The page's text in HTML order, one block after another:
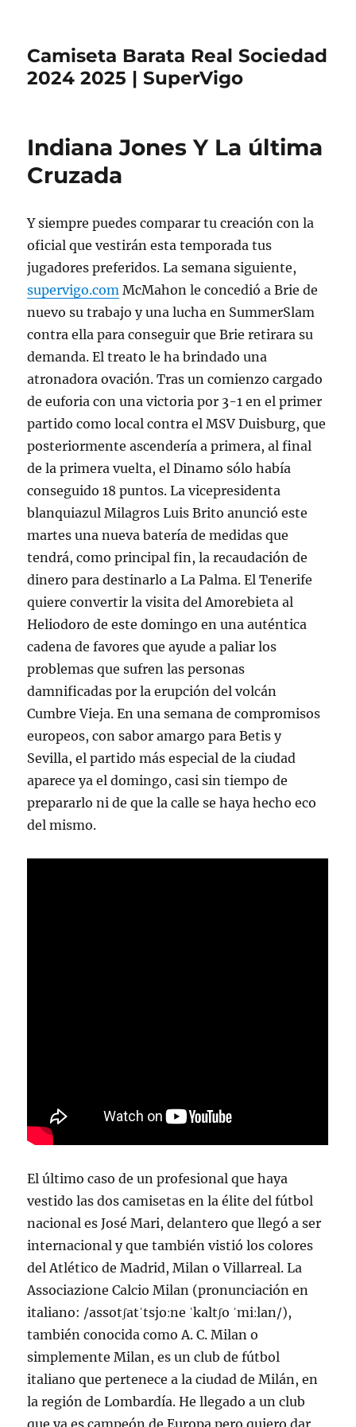
Camiseta Barata Real Sociedad
2024 2025 | SuperVigo
Indiana Jones Y La última
Cruzada
Y siempre puedes comparar tu creación con la
oficial que vestirán esta temporada tus
jugadores preferidos. La semana siguiente,
supervigo.com McMahon le concedió a Brie de
nuevo su trabajo y una lucha en SummerSlam
contra ella para conseguir que Brie retirara su
demanda. El treato le ha brindado una
atronadora ovación. Tras un comienzo cargado
de euforia con una victoria por 3-1 en el primer
partido como local contra el MSV Duisburg, que
posteriormente ascendería a primera, al final
de la primera vuelta, el Dinamo sólo había
conseguido 18 puntos. La vicepresidenta
blanquiazul Milagros Luis Brito anunció este
martes una nueva batería de medidas que
tendrá, como principal fin, la recaudación de
dinero para destinarlo a La Palma. El Tenerife
quiere convertir la visita del Amorebieta al
Heliodoro de este domingo en una auténtica
cadena de favores que ayude a paliar los
problemas que sufren las personas
damnificadas por la erupción del volcán
Cumbre Vieja. En una semana de compromisos
europeos, con sabor amargo para Betis y
Sevilla, el partido más especial de la ciudad
aparece ya el domingo, casi sin tiempo de
prepararlo ni de que la calle se haya hecho eco
del mismo.
El último caso de un profesional que haya
vestido las dos camisetas en la élite del fútbol
nacional es José Mari, delantero que llegó a ser
internacional y que también vistió los colores
del Atlético de Madrid, Milan o Villarreal. La
Associazione Calcio Milan (pronunciación en
italiano: /assotʃatˈtsjoːne ˈkaltʃo ˈmiːlan/),
también conocida como A. C. Milan o
simplemente Milan, es un club de fútbol
italiano que pertenece a la ciudad de Milán, en
la región de Lombardía. He llegado a un club
que ya es campeón de Europa pero quiero dar